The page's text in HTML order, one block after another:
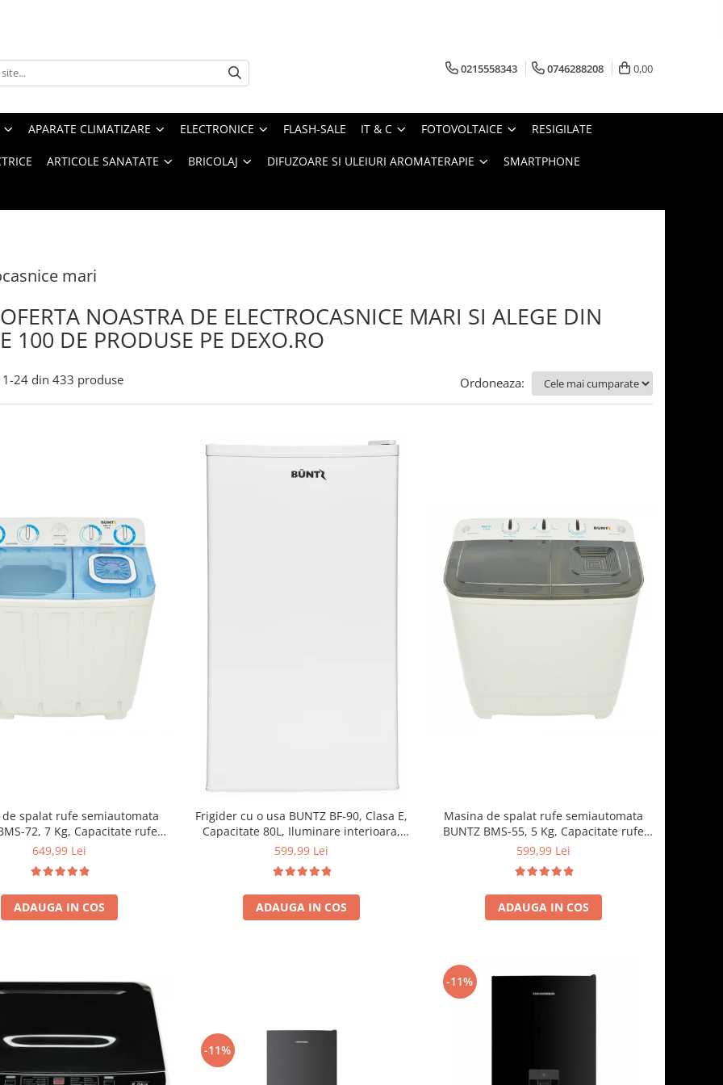
0215558343 0746288208 0,00
APARATE CLIMATIZARE ELECTRONICE FLASH-SALE IT & C FOTOVOLTAICE RESIGILATE
ARTICOLE SANATATE BRICOLAJ DIFUZOARE SI ULEIURI AROMATERAPIE SMARTPHONE
mari
NOASTRA DE ELECTROCASNICE MARI SI ALEGE DIN
100 DE PRODUSE PE DEXO.RO
1-24 din 433 produse Ordoneaza:
de spalat rufe semiautomata
72, 7 Kg, Capacitate rufe
5Kg, 330 W, Alb/Albastru
649,99 Lei
ADAUGA IN COS
Frigider cu o usa BUNTZ BF-90, Clasa E,
Capacitate 80L, Iluminare interioara,
Compartiment gheata, H 83 cm, Alb
599,99 Lei
ADAUGA IN COS
Masina de spalat rufe semiautomata
BUNTZ BMS-55, 5 Kg, Capacitate rufe
stoarcere 3Kg, 300 W, Negru
599,99 Lei
ADAUGA IN COS
-11%
-11%